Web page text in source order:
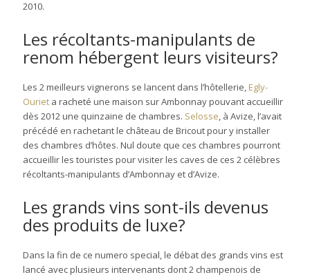
2010.
Les récoltants-manipulants de
renom hébergent leurs visiteurs?
Les 2 meilleurs vignerons se lancent dans l’hôtellerie, Egly-
Ouriet a racheté une maison sur Ambonnay pouvant accueillir
dès 2012 une quinzaine de chambres. Selosse, à Avize, l’avait
précédé en rachetant le château de Bricout pour y installer
des chambres d’hôtes. Nul doute que ces chambres pourront
accueillir les touristes pour visiter les caves de ces 2 célèbres
récoltants-manipulants d’Ambonnay et d’Avize.
Les grands vins sont-ils devenus
des produits de luxe?
Dans la fin de ce numero special, le débat des grands vins est
lancé avec plusieurs intervenants dont 2 champenois de